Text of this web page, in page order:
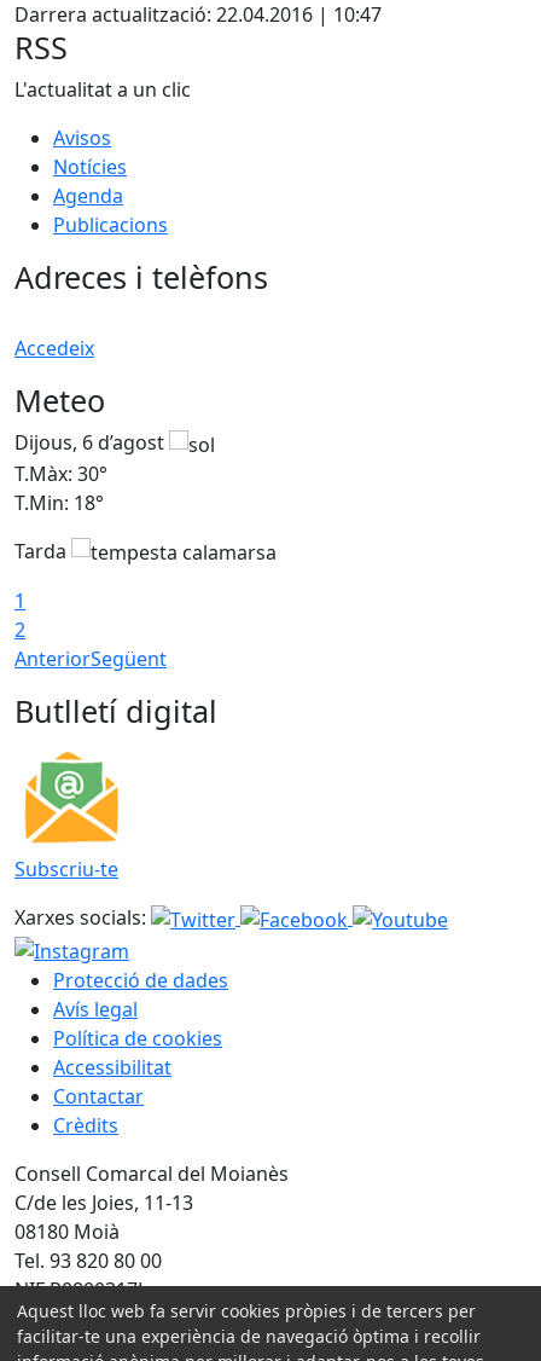
Darrera actualització: 22.04.2016 | 10:47
RSS
L'actualitat a un clic
Avisos
Notícies
Agenda
Publicacions
Adreces i telèfons
Accedeix
Meteo
Dijous, 6 d’agost
T.Màx: 30°
T.Min: 18°
Tarda
1
2
AnteriorSegüent
Butlletí digital
Subscriu-te
Xarxes socials:
Protecció de dades
Avís legal
Política de cookies
Accessibilitat
Contactar
Crèdits
Consell Comarcal del Moianès
C/de les Joies, 11-13
08180 Moià
Tel. 93 820 80 00
NIF P0800317J
Amb la col·laboració de:
Aquest lloc web fa servir cookies pròpies i de tercers per
facilitar-te una experiència de navegació òptima i recollir